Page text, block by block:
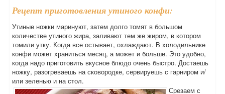
Рецепт приготовления утиного конфи:
Утиные ножки маринуют, затем долго томят в большом
количестве утиного жира, заливают тем же жиром, в котором
томили утку. Когда все остывает, охлаждают. В холодильнике
конфи может храниться месяц, а может и больше. Это удобно,
когда надо приготовить вкусное блюдо очень быстро. Достаешь
ножку, разогреваешь на сковородке, сервируешь с гарниром и/
или зеленью и на стол.
Срезаем с